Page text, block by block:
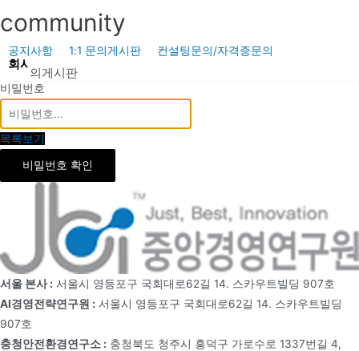
텐
츠
로
건
너
뛰
기
회사소개 충청안전환경연구소
community
공지사항 1:1 문의게시판 컨설팅문의/자격증문의
1:1 문의게시판
비밀번호
목록보기
비밀번호 확인
서울 본사 : 서울시 영등포구 국회대로62길 14. 스카우트빌딩 907호
AI경영전략연구원 : 서울시 영등포구 국회대로62길 14. 스카우트빌딩
907호
충청안전환경연구소 : 충청북도 청주시 흥덕구 가로수로 1337번길 4,